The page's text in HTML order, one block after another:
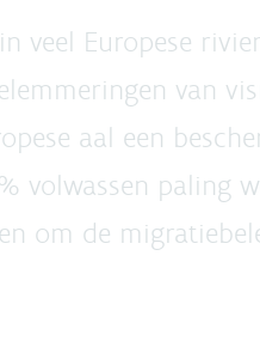
veel Europese
van
aal een
volwassen paling
om de